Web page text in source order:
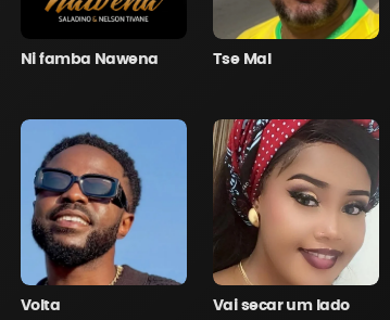
Ni famba Nawena Tse Mal
Volta Vai secar um lado